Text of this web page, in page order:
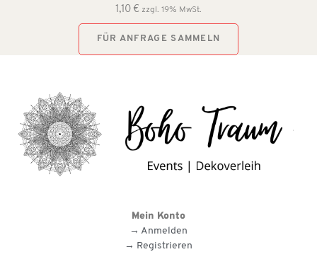
1,10 € zzgl. 19% MwSt.
FÜR ANFRAGE SAMMELN
Mein Konto
→ Anmelden
→ Registrieren